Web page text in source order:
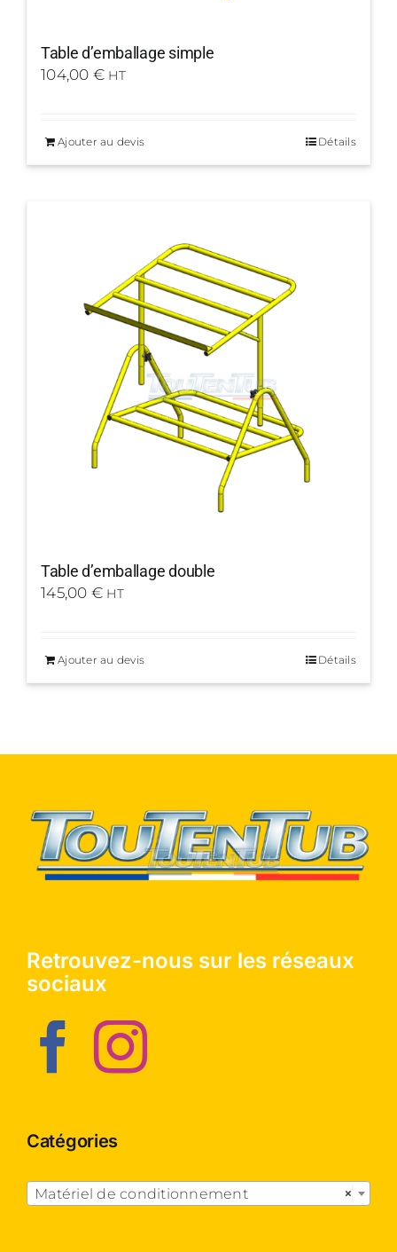
Table d’emballage simple
104,00 € HT
Ajouter au devis Détails
Table d’emballage double
145,00 € HT
Ajouter au devis Détails
Retrouvez-nous sur les réseaux
sociaux
Catégories
×
Matériel de conditionnement